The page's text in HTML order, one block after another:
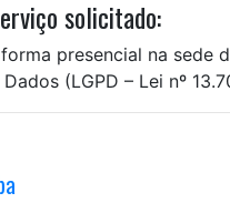
solicitado:
presencial na sede
(LGPD – Lei nº